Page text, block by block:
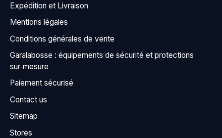
Expédition et Livraison
Mentions légales
Conditions générales de vente
Garalabosse : équipements de sécurité et protections
sur‑mesure
Paiement sécurisé
Contact us
Sitemap
Stores